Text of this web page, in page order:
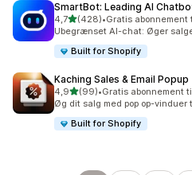
SmartBot: Leading AI
4,7ud af 5 stjerner
(428)
428 anmeldelser i alt
•Gratis
Ubegrænset AI-chat: Øger
Built for Shopify
Kaching Sales & Email Popup
4,9ud af 5 stjerner
(99)
99 anmeldelser i alt
•Gratis abonnement
Øg dit salg med pop op-vinduer
Built for Shopify